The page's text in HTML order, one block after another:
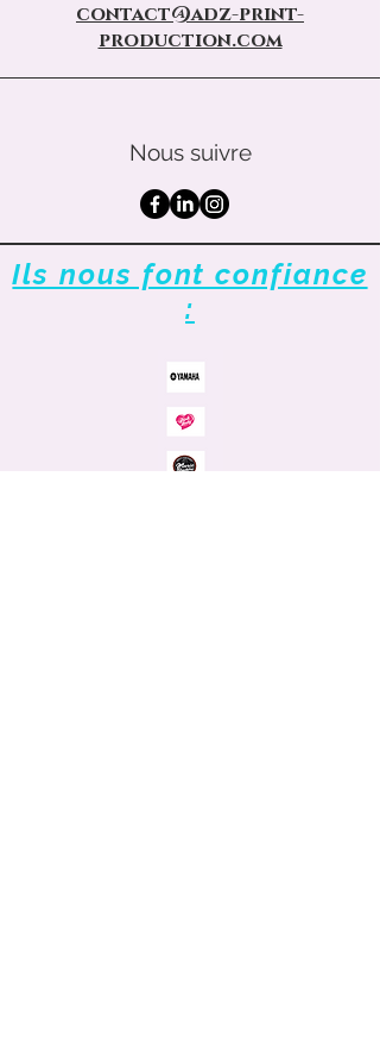
contact@adz-print-
production.com
Nous suivre
Ils nous font confiance
: